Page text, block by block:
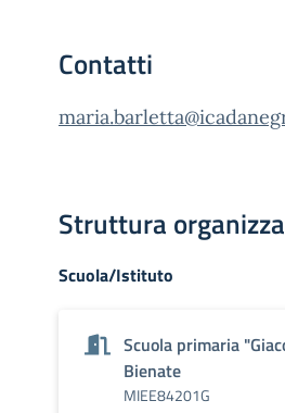
Contatti
Struttura
Scuola/Istituto
Scuola primaria
Bienate
MIEE84201G